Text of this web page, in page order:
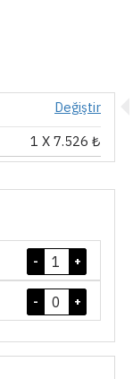
Değiştir
1 X 7.526 ₺
+
-
+
-